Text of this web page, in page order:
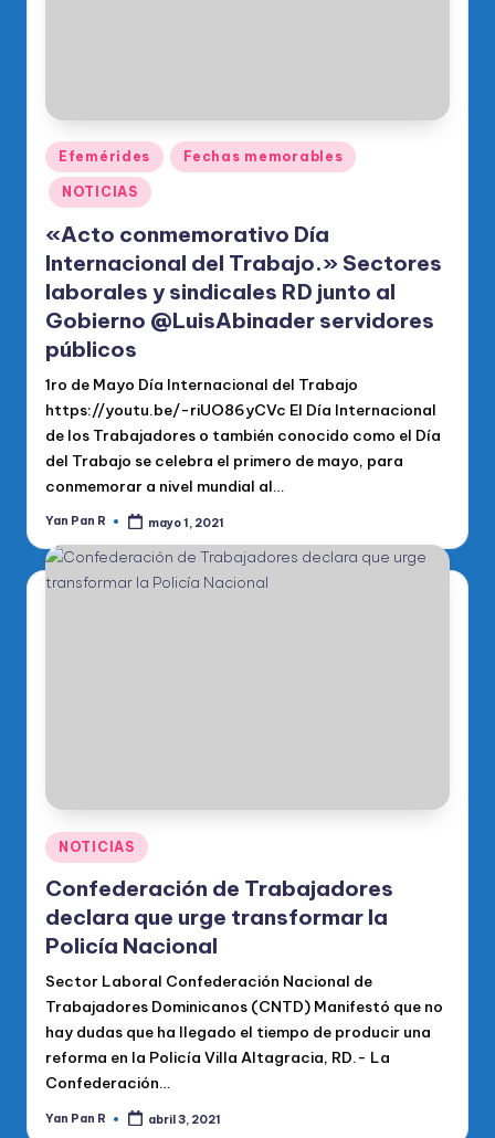
Publicado
en
Efemérides Fechas memorables
NOTICIAS
«Acto conmemorativo Día
Internacional del Trabajo.» Sectores
laborales y sindicales RD junto al
Gobierno @LuisAbinader servidores
públicos
1ro de Mayo Día Internacional del Trabajo
https://youtu.be/-riUO86yCVc El Día Internacional
de los Trabajadores o también conocido como el Día
del Trabajo se celebra el primero de mayo, para
conmemorar a nivel mundial al…
Publicado
Yan Pan R mayo 1, 2021
Publicado
en
NOTICIAS
Confederación de Trabajadores
declara que urge transformar la
Policía Nacional
Sector Laboral Confederación Nacional de
Trabajadores Dominicanos (CNTD) Manifestó que no
hay dudas que ha llegado el tiempo de producir una
reforma en la Policía Villa Altagracia, RD.- La
Confederación…
Publicado
Yan Pan R abril 3, 2021